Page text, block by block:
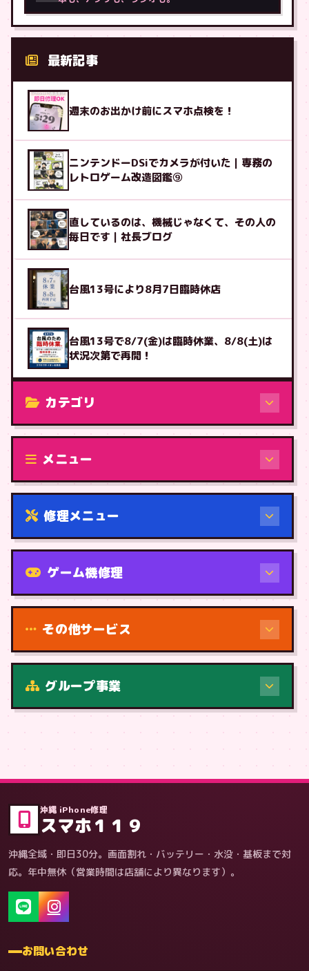
最新記事
週末のお出かけ前にスマホ点検を！
ニンテンドーDSiでカメラが付いた｜専務の
レトロゲーム改造図鑑⑨
直しているのは、機械じゃなくて、その人の
毎日です｜社長ブログ
台風13号により8月7日臨時休店
台風13号で8/7(金)は臨時休業、8/8(土)は
状況次第で再開！
カテゴリ
修理（機種から）
メニュー
修理メニュー
機種から
症状・内容から
ゲーム機修理
その他サービス
グループ事業
沖縄 iPhone修理
スマホ１１９
沖縄全域・即日30分。画面割れ・バッテリー・水没・基板まで対
応。年中無休（営業時間は店舗により異なります）。
お問い合わせ